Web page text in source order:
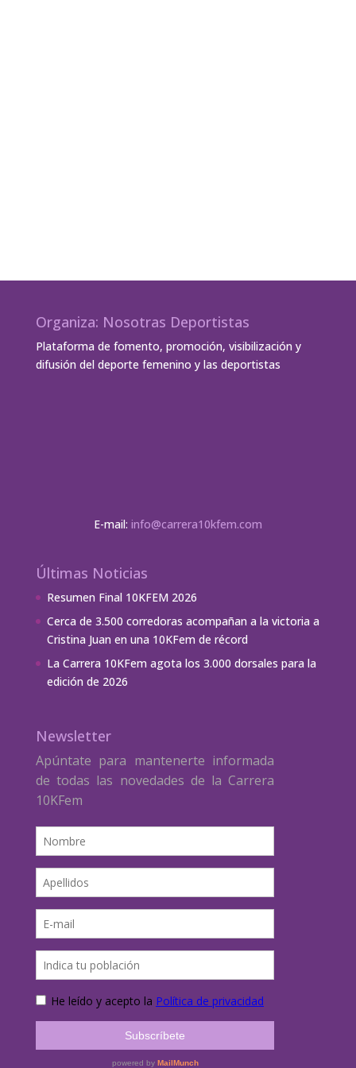
Organiza: Nosotras Deportistas
Plataforma de fomento, promoción, visibilización y
difusión del deporte femenino y las deportistas
E-mail: info@carrera10kfem.com
Últimas Noticias
Resumen Final 10KFEM 2026
Cerca de 3.500 corredoras acompañan a la victoria a
Cristina Juan en una 10KFem de récord
La Carrera 10KFem agota los 3.000 dorsales para la
edición de 2026
Newsletter